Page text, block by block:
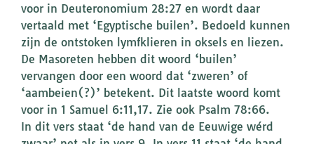
voor in Deuteronomium 28:27 en wordt daar
vertaald met ‘Egyptische builen’. Bedoeld kunnen
zijn de ontstoken lymfklieren in oksels en liezen.
De Masoreten hebben dit woord ‘builen’
vervangen door een woord dat ‘zweren’ of
‘aambeien(?)’ betekent. Dit laatste woord komt
voor in 1 Samuel 6:11,17. Zie ook Psalm 78:66.
In dit vers staat ‘de hand van de Eeuwige wérd